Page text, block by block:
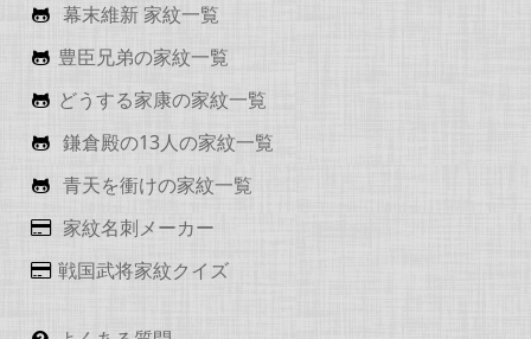
幕末維新 家紋一覧
豊臣兄弟の家紋一覧
どうする家康の家紋一覧
鎌倉殿の13人の家紋一覧
青天を衝けの家紋一覧
家紋名刺メーカー
戦国武将家紋クイズ